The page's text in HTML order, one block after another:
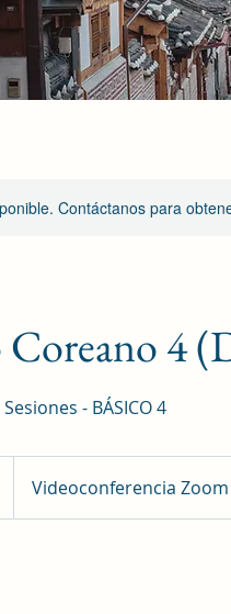
Contáctanos para
Coreano 4
- BÁSICO 4
Videoconferencia Zoom